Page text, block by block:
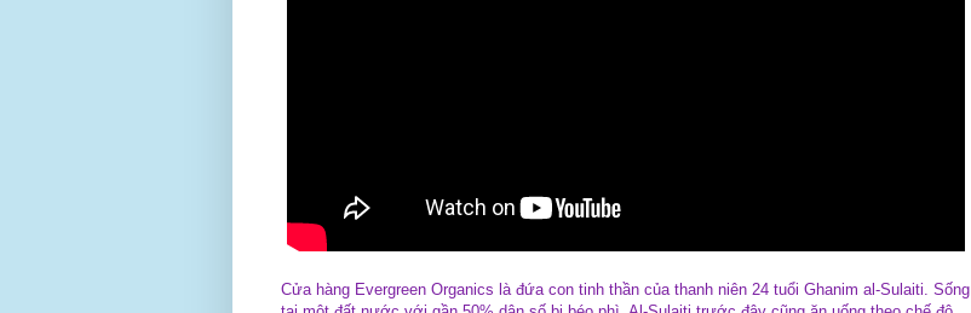
Cửa hàng Evergreen Organics là đứa con tinh thần của thanh niên 24 tuổi Ghanim al-Sulaiti. Sống